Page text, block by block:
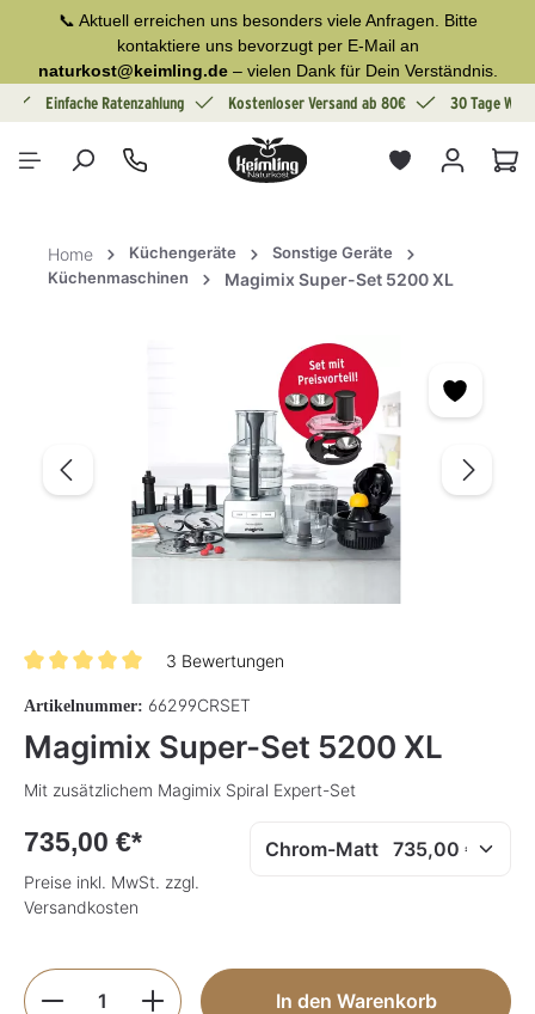
springen
📞 Aktuell erreichen uns besonders viele Anfragen. Bitte
kontaktiere uns bevorzugt per E-Mail an
naturkost@keimling.de– vielen Dank für Dein Verständnis.
Einfache Ratenzahlung Kostenloser Versand ab 80€ 30 Tage
Home Küchengeräte
Sonstige Geräte
Küchenmaschinen
Magimix Super-Set 5200 XL
3 Bewertungen
Artikelnummer: 66299CRSET
Magimix Super-Set 5200 XL
Mit zusätzlichem Magimix Spiral Expert-Set
735,00 €*
Preise inkl. MwSt. zzgl.
Versandkosten
Produkt Anzahl: Gib den gewünschten
In den Warenkorb